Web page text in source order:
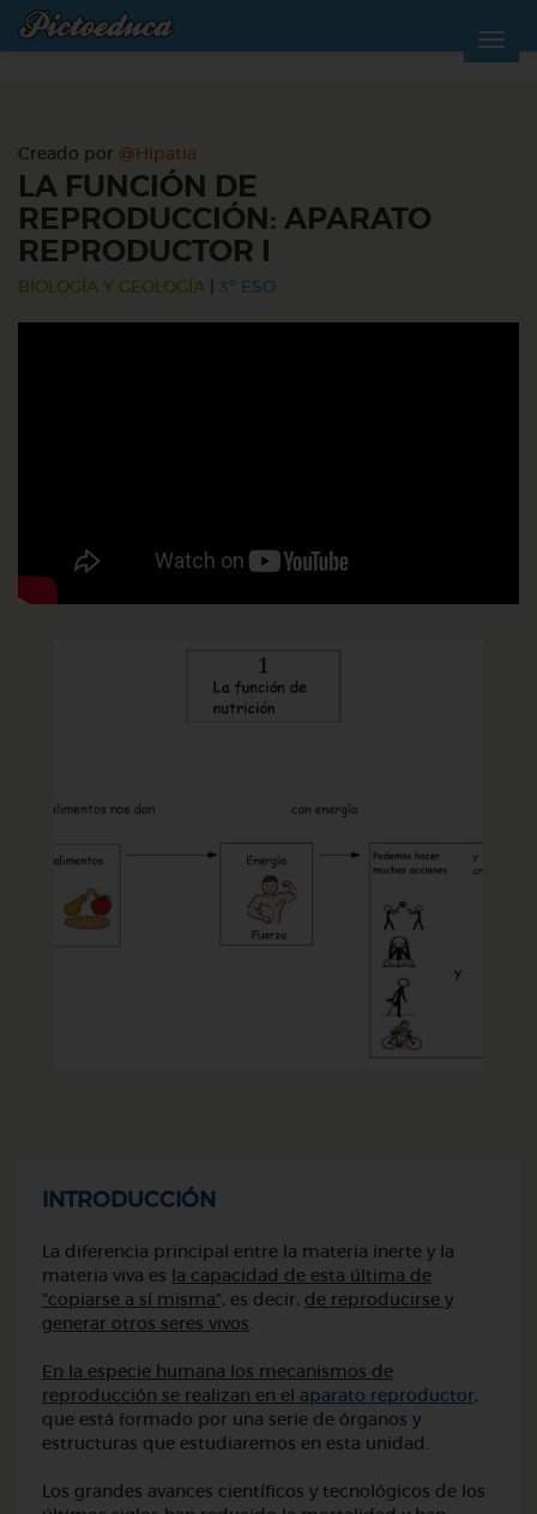
Creado por @Hipatia
LA FUNCIÓN DE
REPRODUCCIÓN: APARATO
REPRODUCTOR I
BIOLOGÍA Y GEOLOGÍA 3º ESO
INTRODUCCIÓN
La diferencia principal entre la materia inerte y la
materia viva es la capacidad de esta última de
"copiarse a sí misma", es decir, de reproducirse y
generar otros seres vivos.
En la especie humana los mecanismos de
reproducción se realizan en el aparato reproductor,
que está formado por una serie de órganos y
estructuras que estudiaremos en esta unidad.
Los grandes avances científicos y tecnológicos de los